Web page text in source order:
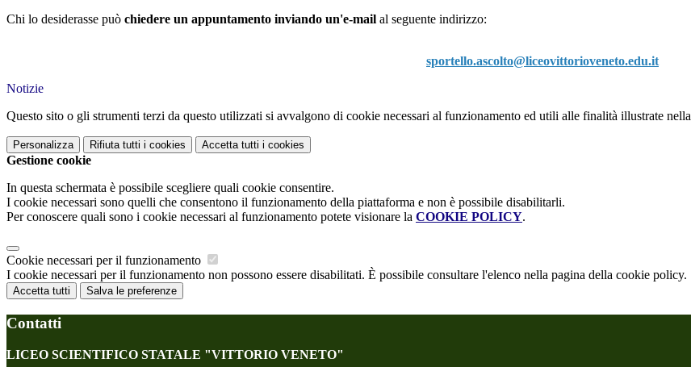
Chi lo desiderasse può chiedere un appuntamento inviando un'e-mail al seguente indirizzo:
sportello.ascolto@liceovittorioveneto.edu.it
Notizie
Questo sito o gli strumenti terzi da questo utilizzati si avvalgono di cookie necessari al funzionamento ed utili alle finalità illustrate nella
Personalizza Rifiuta tutti i cookies Accetta tutti i cookies
Gestione cookie
In questa schermata è possibile scegliere quali cookie consentire.
I cookie necessari sono quelli che consentono il funzionamento della piattaforma e non è possibile disabilitarli.
Per conoscere quali sono i cookie necessari al funzionamento potete visionare la COOKIE POLICY.
Cookie necessari per il funzionamento
I cookie necessari per il funzionamento non possono essere disabilitati. È possibile consultare l'elenco nella pagina della cookie policy.
Accetta tutti Salva le preferenze
Contatti
LICEO SCIENTIFICO STATALE "VITTORIO VENETO"